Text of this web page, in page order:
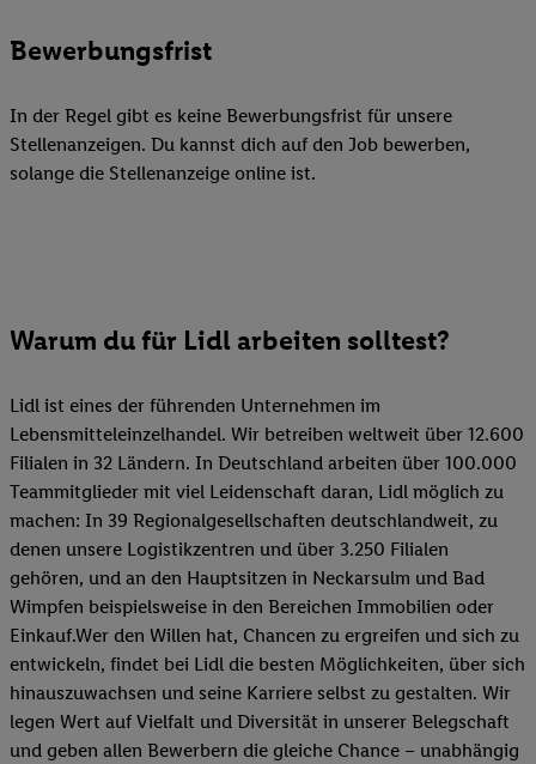
Bewerbungsfrist
In der Regel gibt es keine Bewerbungsfrist für unsere
Stellenanzeigen. Du kannst dich auf den Job bewerben,
solange die Stellenanzeige online ist.
Warum du für Lidl arbeiten solltest?
Lidl ist eines der führenden Unternehmen im
Lebensmitteleinzelhandel. Wir betreiben weltweit über 12.600
Filialen in 32 Ländern. In Deutschland arbeiten über 100.000
Teammitglieder mit viel Leidenschaft daran, Lidl möglich zu
machen: In 39 Regionalgesellschaften deutschlandweit, zu
denen unsere Logistikzentren und über 3.250 Filialen
gehören, und an den Hauptsitzen in Neckarsulm und Bad
Wimpfen beispielsweise in den Bereichen Immobilien oder
Einkauf.Wer den Willen hat, Chancen zu ergreifen und sich zu
entwickeln, findet bei Lidl die besten Möglichkeiten, über sich
hinauszuwachsen und seine Karriere selbst zu gestalten. Wir
legen Wert auf Vielfalt und Diversität in unserer Belegschaft
und geben allen Bewerbern die gleiche Chance – unabhängig